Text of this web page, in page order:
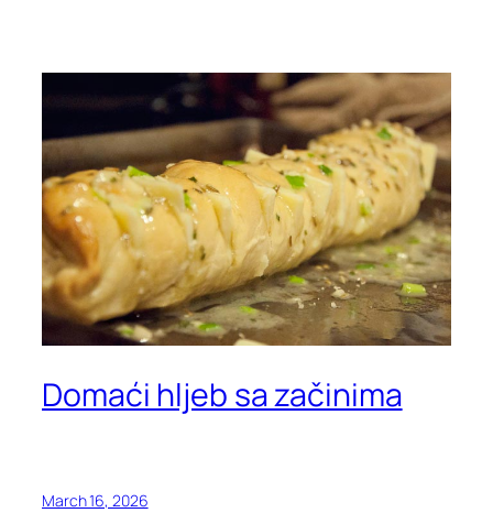
Domaći hljeb sa začinima
March 16, 2026